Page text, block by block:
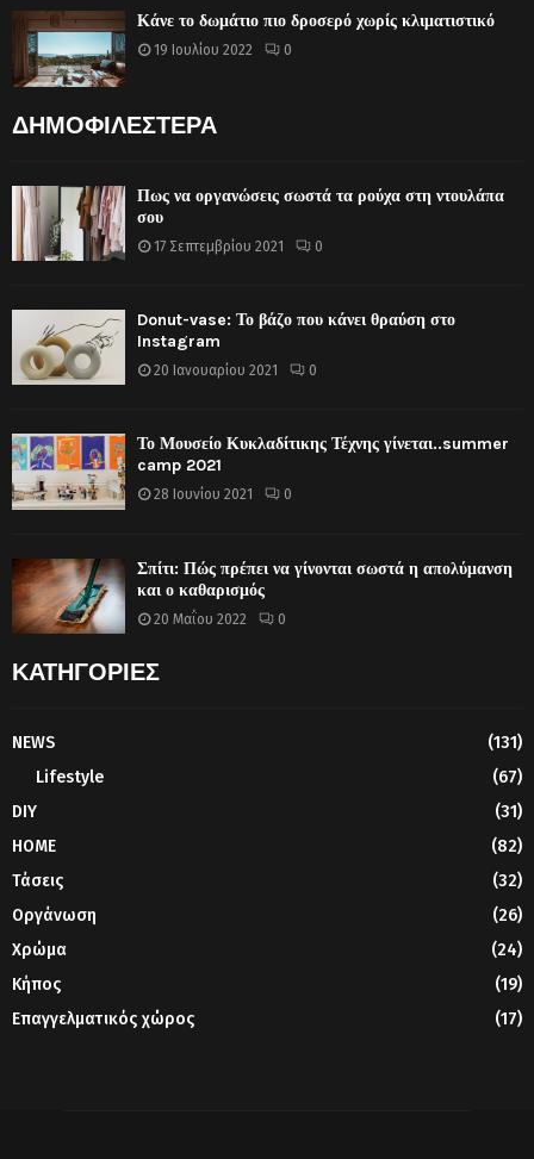
Κάνε το δωμάτιο πιο δροσερό χωρίς κλιματιστικό
19 Ιουλίου 2022 0
ΔΗΜΟΦΙΛΕΣΤΕΡΑ
Πως να οργανώσεις σωστά τα ρούχα στη ντουλάπα
σου
17 Σεπτεμβρίου 2021 0
Donut-vase: Το βάζο που κάνει θραύση στο
Instagram
20 Ιανουαρίου 2021 0
Το Μουσείο Κυκλαδίτικης Τέχνης γίνεται..summer
camp 2021
28 Ιουνίου 2021 0
Σπίτι: Πώς πρέπει να γίνονται σωστά η απολύμανση
και ο καθαρισμός
20 Μαΐου 2022 0
ΚΑΤΗΓΟΡΙΕΣ
NEWS
(131)
Lifestyle
(67)
DIY
(31)
HOME
(82)
Τάσεις
(32)
Οργάνωση
(26)
Χρώμα
(24)
Κήπος
(19)
Επαγγελματικός χώρος
(17)